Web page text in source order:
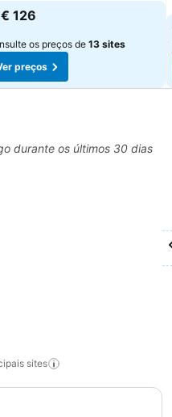
preços
€ 126
os preços de 13 sites
preços
durante os últimos 30 dias
sites